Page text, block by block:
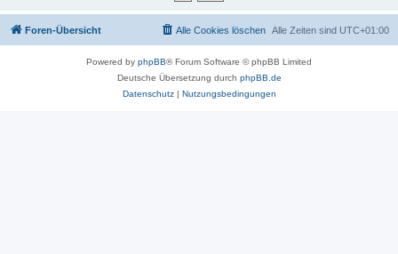
Foren-Übersicht Alle Zeiten sind UTC+01:00
Alle Cookies löschen
Powered by phpBB® Forum Software © phpBB Limited
Deutsche Übersetzung durch phpBB.de
Datenschutz| Nutzungsbedingungen